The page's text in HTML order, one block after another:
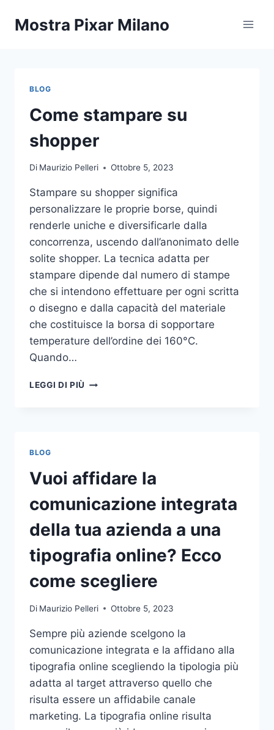
Mostra Pixar Milano
BLOG
Come stampare su
shopper
Di Maurizio Pelleri Ottobre 5, 2023
Stampare su shopper significa
personalizzare le proprie borse, quindi
renderle uniche e diversificarle dalla
concorrenza, uscendo dall’anonimato delle
solite shopper. La tecnica adatta per
stampare dipende dal numero di stampe
che si intendono effettuare per ogni scritta
o disegno e dalla capacità del materiale
che costituisce la borsa di sopportare
temperature dell’ordine dei 160°C.
Quando…
LEGGI DI PIÙ COME
BLOG
Vuoi affidare la
comunicazione integrata
della tua azienda a una
tipografia online? Ecco
come scegliere
Di Maurizio Pelleri Ottobre 5, 2023
Sempre più aziende scelgono la
comunicazione integrata e la affidano alla
tipografia online scegliendo la tipologia più
adatta al target attraverso quello che
risulta essere un affidabile canale
marketing. La tipografia online risulta